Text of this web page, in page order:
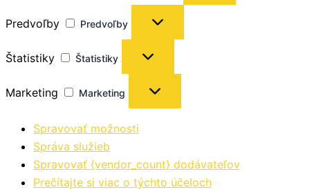
Predvoľby Predvoľby
Štatistiky Štatistiky
Marketing Marketing
Spravovať možnosti
Správa služieb
Spravovať {vendor_count} dodávateľov
Prečítajte si viac o týchto účeloch